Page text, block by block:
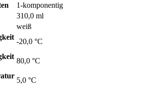
1-komponentig
310,0 ml
weiß
-20,0 °C
80,0 °C
5,0 °C